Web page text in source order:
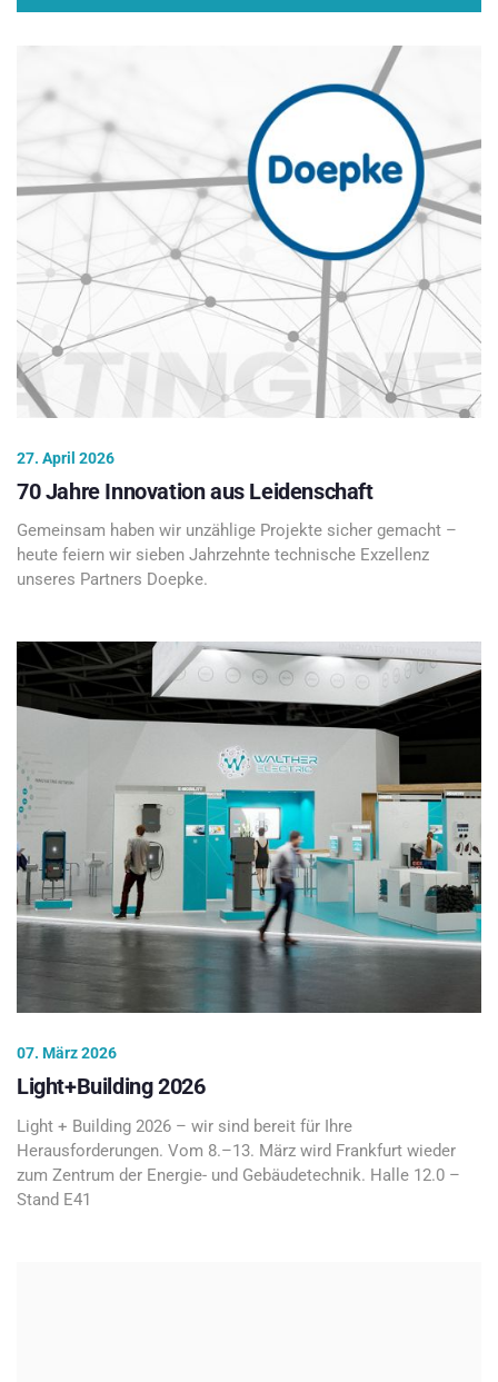
27. April 2026
70 Jahre Innovation aus Leidenschaft
Gemeinsam haben wir unzählige Projekte sicher gemacht –
heute feiern wir sieben Jahrzehnte technische Exzellenz
unseres Partners Doepke.
07. März 2026
Light+Building 2026
Light + Building 2026 – wir sind bereit für Ihre
Herausforderungen. Vom 8.–13. März wird Frankfurt wieder
zum Zentrum der Energie- und Gebäudetechnik. Halle 12.0 –
Stand E41